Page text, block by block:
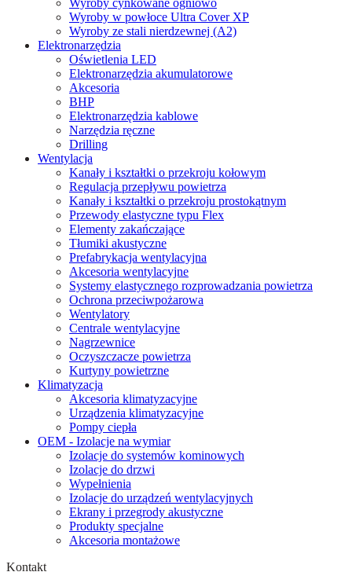
Wyroby cynkowane ogniowo
Wyroby w powłoce Ultra Cover XP
Wyroby ze stali nierdzewnej (A2)
Elektronarzędzia
Oświetlenia LED
Elektronarzędzia akumulatorowe
Akcesoria
BHP
Elektronarzędzia kablowe
Narzędzia ręczne
Drilling
Wentylacja
Kanały i kształtki o przekroju kołowym
Regulacja przepływu powietrza
Kanały i kształtki o przekroju prostokątnym
Przewody elastyczne typu Flex
Elementy zakańczające
Tłumiki akustyczne
Prefabrykacja wentylacyjna
Akcesoria wentylacyjne
Systemy elastycznego rozprowadzania powietrza
Ochrona przeciwpożarowa
Wentylatory
Centrale wentylacyjne
Nagrzewnice
Oczyszczacze powietrza
Kurtyny powietrzne
Klimatyzacja
Akcesoria klimatyzacyjne
Urządzenia klimatyzacyjne
Pompy ciepła
OEM - Izolacje na wymiar
Izolacje do systemów kominowych
Izolacje do drzwi
Wypełnienia
Izolacje do urządzeń wentylacyjnych
Ekrany i przegrody akustyczne
Produkty specjalne
Akcesoria montażowe
Kontakt